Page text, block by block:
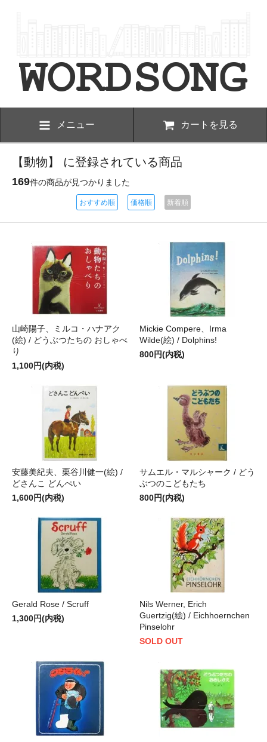
メニュー カートを見る
【動物】 に登録されている商品
169件の商品が見つかりました
おすすめ順 価格順 新着順
山崎陽子、ミルコ・ハナアク
(絵) / どうぶつたちの おしゃべ
り
1,100円(内税)
Mickie Compere、Irma
Wilde(絵) / Dolphins!
800円(内税)
安藤美紀夫、栗谷川健一(絵) /
どさんこ どんぺい
1,600円(内税)
サムエル・マルシャーク / どう
ぶつのこどもたち
800円(内税)
Gerald Rose / Scruff
1,300円(内税)
Nils Werner, Erich
Guertzig(絵) / Eichhoernchen
Pinselohr
SOLD OUT